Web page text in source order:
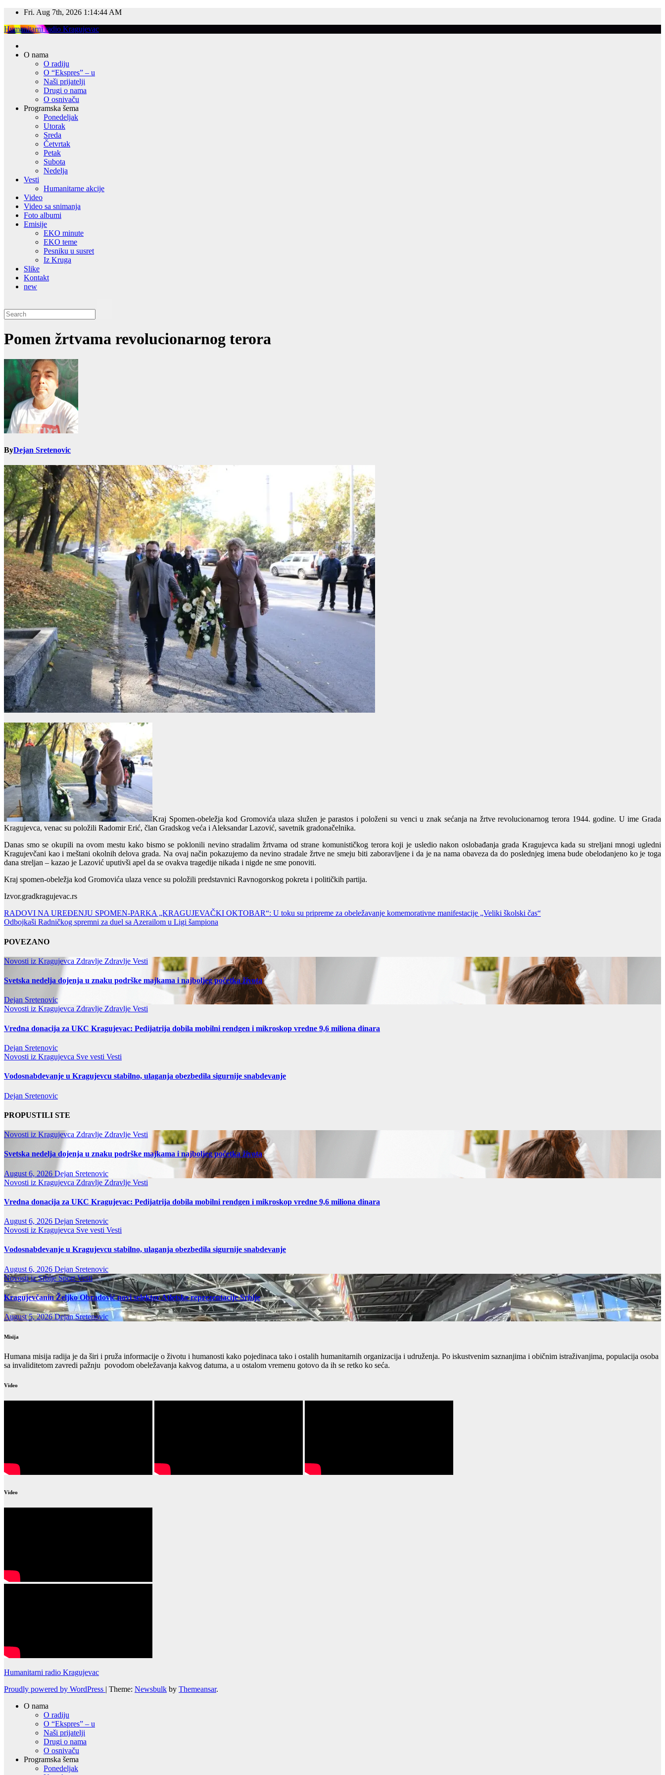
Skip
content
Fri. Aug 7th, 2026 1:14:45 AM
Humanitarni radio Kragujevac
O nama
O radiju
O “Ekspres” – u
Naši prijatelji
Drugi o nama
O osnivaču
Programska šema
Ponedeljak
Utorak
Sreda
Četvrtak
Petak
Subota
Nedelja
Vesti
Humanitarne akcije
Video
Video sa snimanja
Foto albumi
Emisije
EKO minute
EKO teme
Pesniku u susret
Iz Kruga
Slike
Kontakt
new
Pomen žrtvama revolucionarnog terora
ByDejan Sretenovic
Kraj Spomen-obeležja kod Gromovića ulaza služen je parastos i položeni su venci u znak sećanja na žrtve revolucionarnog terora 1944. godine. U ime Grada
Kragujevca, venac su položili Radomir Erić, član Gradskog veća i Aleksandar Lazović, savetnik gradonačelnika.
Danas smo se okupili na ovom mestu kako bismo se poklonili nevino stradalim žrtvama od strane komunističkog terora koji je usledio nakon oslobađanja grada Kragujevca kada su streljani mnogi ugledni
Kragujevčani kao i meštani okolnih delova grada. Na ovaj način pokazujemo da nevino stradale žrtve ne smeju biti zaboravljene i da je na nama obaveza da do poslednjeg imena bude obelodanjeno ko je toga
dana streljan – kazao je Lazović uputivši apel da se ovakva tragedije nikada i nigde ne sme ponoviti.
Kraj spomen-obeležja kod Gromovića ulaza vence su položili predstavnici Ravnogorskog pokreta i političkih partija.
Izvor.gradkragujevac.rs
Post
navigation
RADOVI NA UREĐENJU SPOMEN-PARKA „KRAGUJEVAČKI OKTOBAR“: U toku su pripreme za obeležavanje komemorativne manifestacije „Veliki školski čas“
Odbojkaši Radničkog spremni za duel sa Azerailom u Ligi šampiona
POVEZANO
Novosti iz Kragujevca Zdravlje Zdravlje Vesti
Svetska nedelja dojenja u znaku podrške majkama i najboljeg početka života
Dejan Sretenovic
Novosti iz Kragujevca Zdravlje Zdravlje Vesti
Vredna donacija za UKC Kragujevac: Pedijatrija dobila mobilni rendgen i mikroskop vredne 9,6 miliona dinara
Dejan Sretenovic
Novosti iz Kragujevca Sve vesti Vesti
Vodosnabdevanje u Kragujevcu stabilno, ulaganja obezbedila sigurnije snabdevanje
Dejan Sretenovic
PROPUSTILI STE
Novosti iz Kragujevca Zdravlje Zdravlje Vesti
Svetska nedelja dojenja u znaku podrške majkama i najboljeg početka života
August 6, 2026 Dejan Sretenovic
Novosti iz Kragujevca Zdravlje Zdravlje Vesti
Vredna donacija za UKC Kragujevac: Pedijatrija dobila mobilni rendgen i mikroskop vredne 9,6 miliona dinara
August 6, 2026 Dejan Sretenovic
Novosti iz Kragujevca Sve vesti Vesti
Vodosnabdevanje u Kragujevcu stabilno, ulaganja obezbedila sigurnije snabdevanje
August 6, 2026 Dejan Sretenovic
Novosti iz SrbijeSportVesti
Kragujevčanin Željko Obradović novi selektor Atletske reprezentacije Srbije
August 5, 2026Dejan Sretenovic
Misija
Humana misija radija je da širi i pruža informacije o životu i humanosti kako pojedinaca tako i ostalih humanitarnih organizacija i udruženja. Po iskustvenim saznanjima i običnim istraživanjima, populacija osoba
sa invaliditetom zavredi pažnju povodom obeležavanja kakvog datuma, a u ostalom vremenu gotovo da ih se retko ko seća.
Video
Video
Humanitarni radio Kragujevac
Proudly powered by WordPress | Theme: Newsbulk by Themeansar.
O nama
O radiju
O “Ekspres” – u
Naši prijatelji
Drugi o nama
O osnivaču
Programska šema
Ponedeljak